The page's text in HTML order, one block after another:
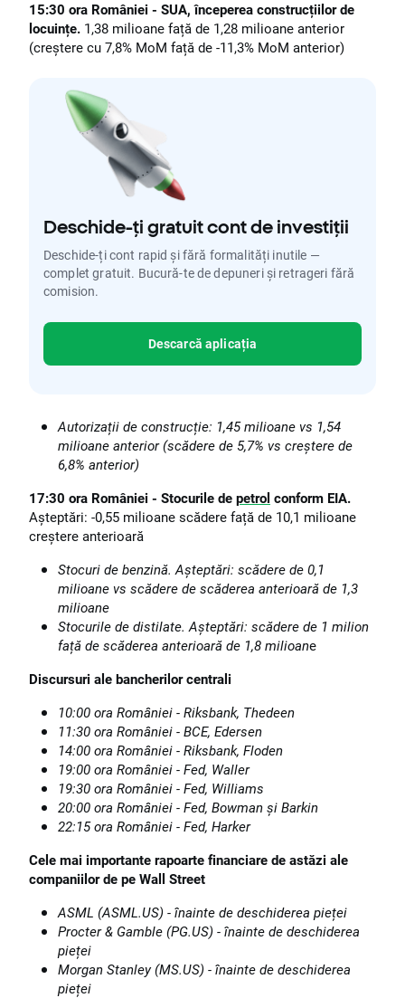
15:30 ora României - SUA, începerea construcțiilor de
locuințe. 1,38 milioane față de 1,28 milioane anterior
(creștere cu 7,8% MoM față de -11,3% MoM anterior)
Deschide-ți gratuit cont de investiții
Deschide-ți cont rapid și fără formalități inutile —
complet gratuit. Bucură-te de depuneri și retrageri fără
comision.
Descarcă aplicația
Autorizații de construcție: 1,45 milioane vs 1,54
milioane anterior (scădere de 5,7% vs creștere de
6,8% anterior)
17:30 ora României - Stocurile de petrol conform EIA.
Așteptări: -0,55 milioane scădere față de 10,1 milioane
creștere anterioară
Stocuri de benzină. Așteptări: scădere de 0,1
milioane vs scădere de scăderea anterioară de 1,3
milioane
Stocurile de distilate. Așteptări: scădere de 1 milion
față de scăderea anterioară de 1,8 milioane
Discursuri ale bancherilor centrali
10:00 ora României - Riksbank, Thedeen
11:30 ora României - BCE, Edersen
14:00 ora României - Riksbank, Floden
19:00 ora României - Fed, Waller
19:30 ora României - Fed, Williams
20:00 ora României - Fed, Bowman și Barkin
22:15 ora României - Fed, Harker
Cele mai importante rapoarte financiare de astăzi ale
companiilor de pe Wall Street
ASML (ASML.US) - înainte de deschiderea pieței
Procter & Gamble (PG.US) - înainte de deschiderea
pieței
Morgan Stanley (MS.US) - înainte de deschiderea
pieței